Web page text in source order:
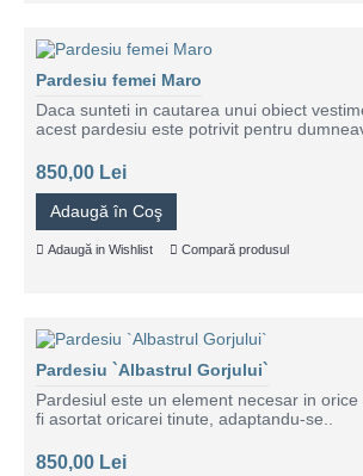
Pardesiu femei Maro
Daca sunteti in cautarea unui obiect
acest pardesiu este potrivit pentru
850,00 Lei
Adaugă în Coş
Adaugă in Wishlist Compară produsul
Pardesiu `Albastrul Gorjului`
Pardesiul este un element necesar in
fi asortat oricarei tinute, adaptandu-se..
850,00 Lei